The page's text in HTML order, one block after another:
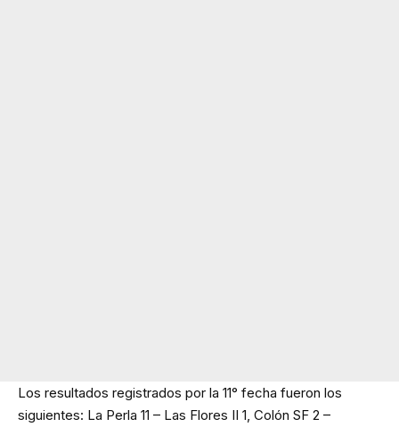
Los resultados registrados por la 11° fecha fueron los
siguientes: La Perla 11 – Las Flores II 1, Colón SF 2 –